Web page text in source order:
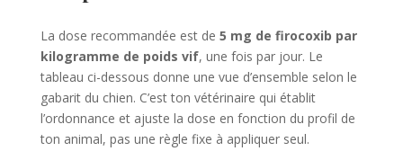
La dose recommandée est de 5 mg de firocoxib par
kilogramme de poids vif, une fois par jour. Le
tableau ci-dessous donne une vue d’ensemble selon le
gabarit du chien. C’est ton vétérinaire qui établit
l’ordonnance et ajuste la dose en fonction du profil de
ton animal, pas une règle fixe à appliquer seul.